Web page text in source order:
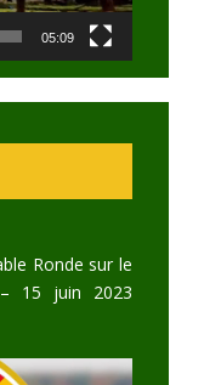
05:09
Ronde sur le
– 15 juin 2023